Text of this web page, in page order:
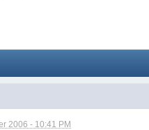
2006 - 10:41 PM